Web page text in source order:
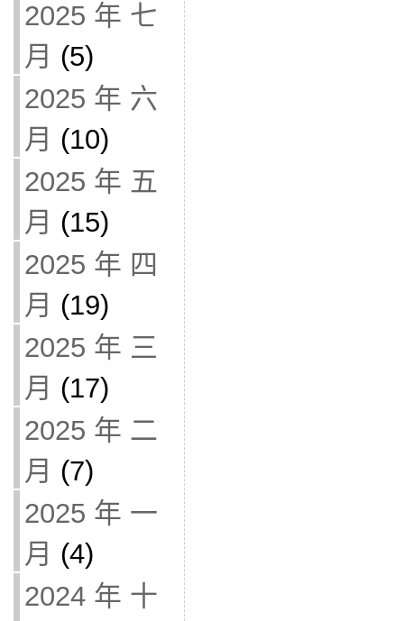
2025 年 七
月 (5)
2025 年 六
月 (10)
2025 年 五
月 (15)
2025 年 四
月 (19)
2025 年 三
月 (17)
2025 年 二
月 (7)
2025 年 一
月 (4)
2024 年 十